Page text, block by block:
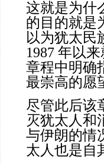
这就是为什
的目的就是
以为犹太民
1987 年以
章程中明确
最崇高的愿
尽管此后该
灭犹太人和
与伊朗的情
太人也是自